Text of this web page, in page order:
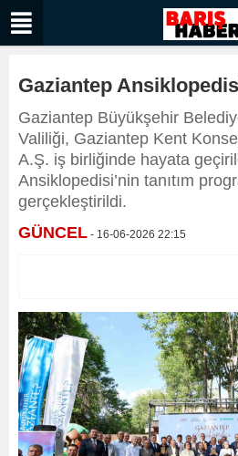
Gaziantep Ansiklopedisi
Gaziantep Büyükşehir
Valiliği, Gaziantep Kent
A.Ş. iş birliğinde hayata
Ansiklopedisi’nin tanıtım
gerçekleştirildi.
GÜNCEL - 16-06-2026 22:15